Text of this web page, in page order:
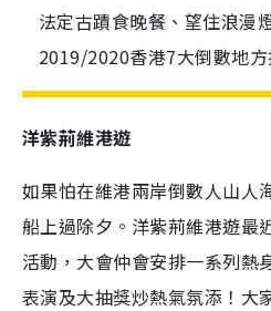
法定古蹟食晚餐、望住浪漫
2019/2020香港7大倒數地方
洋紫荊維港遊
如果怕在維港兩岸倒數人山人
船上過除夕。洋紫荊維港遊最
活動，大會仲會安排一系列熱
表演及大抽獎炒熱氣氛添！大